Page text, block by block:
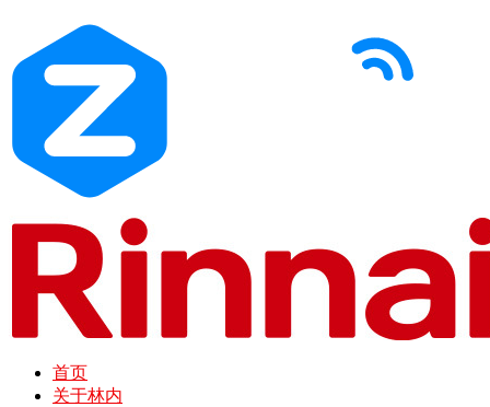
首页
关于林内